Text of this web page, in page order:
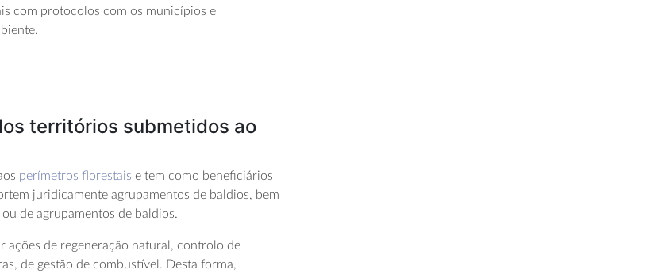
com protocolos com os municípios e
territórios submetidos ao
perímetros florestais e tem como beneficiários
juridicamente agrupamentos de baldios, bem
de agrupamentos de baldios.
ações de regeneração natural, controlo de
de gestão de combustível. Desta forma,